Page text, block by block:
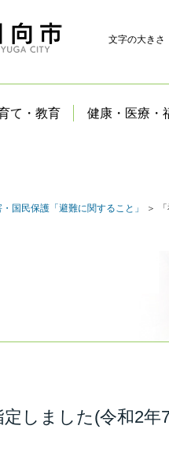
文字の大きさ
て・教育 健康・医療・
国民保護「避難に関すること」 ＞
定しました(令和2年